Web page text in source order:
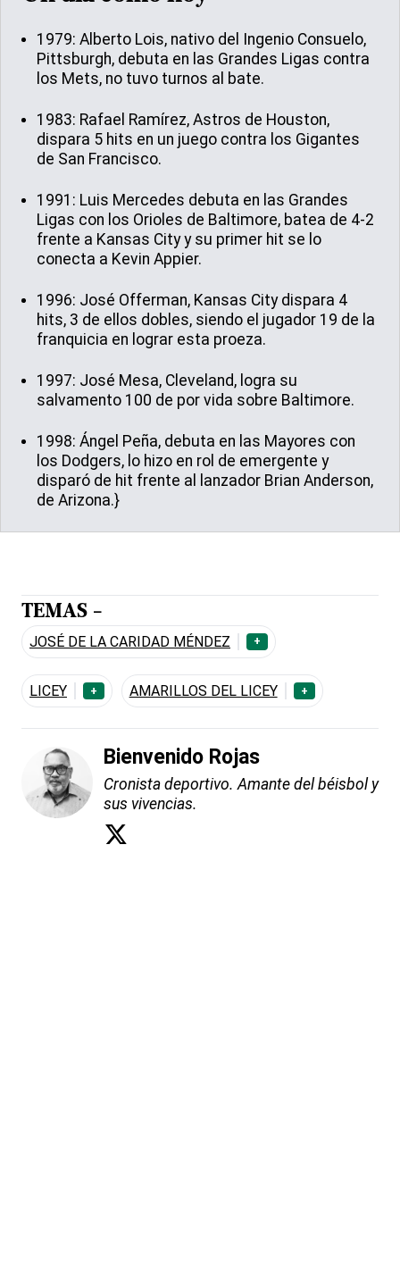
1979: Alberto Lois, nativo del Ingenio Consuelo,
Pittsburgh, debuta en las Grandes Ligas contra
los Mets, no tuvo turnos al bate.
1983: Rafael Ramírez, Astros de Houston,
dispara 5 hits en un juego contra los Gigantes
de San Francisco.
1991: Luis Mercedes debuta en las Grandes
Ligas con los Orioles de Baltimore, batea de 4-2
frente a Kansas City y su primer hit se lo
conecta a Kevin Appier.
1996: José Offerman, Kansas City dispara 4
hits, 3 de ellos dobles, siendo el jugador 19 de la
franquicia en lograr esta proeza.
1997: José Mesa, Cleveland, logra su
salvamento 100 de por vida sobre Baltimore.
1998: Ángel Peña, debuta en las Mayores con
los Dodgers, lo hizo en rol de emergente y
disparó de hit frente al lanzador Brian Anderson,
de Arizona.}
TEMAS -
JOSÉ DE LA CARIDAD MÉNDEZ +
LICEY + AMARILLOS DEL LICEY +
Bienvenido Rojas
Cronista deportivo. Amante del béisbol y
sus vivencias.